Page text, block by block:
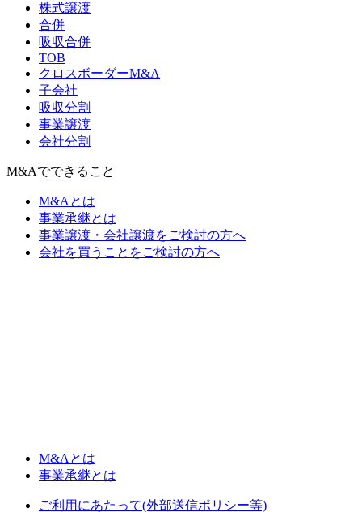
株式譲渡
合併
吸収合併
TOB
クロスボーダーM&A
子会社
吸収分割
事業譲渡
会社分割
M&Aでできること
M&Aとは
事業承継とは
事業譲渡・会社譲渡をご検討の方へ
会社を買うことをご検討の方へ
M&Aとは
事業承継とは
ご利用にあたって(外部送信ポリシー等)